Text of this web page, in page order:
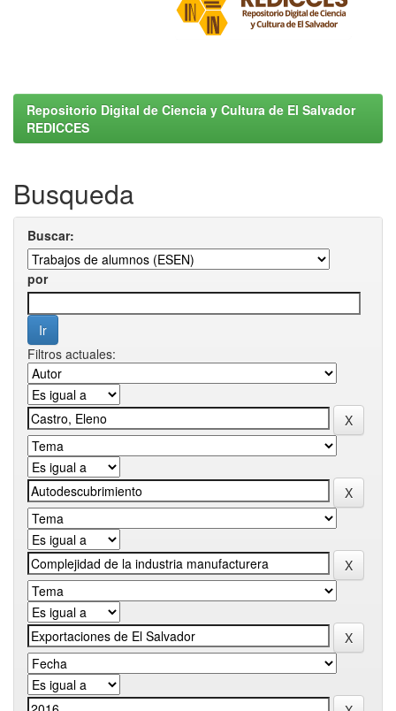
Repositorio Digital de Ciencia y Cultura de El Salvador
REDICCES
Busqueda
Buscar:
por
Filtros actuales: